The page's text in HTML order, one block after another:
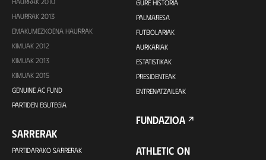
HAURRAK 2013
EMAKUMEZKOENA HAURRAK
KIMUAK 2012
KIMUAK 2013
KIMUAK 2015
GENUINE AC FUND
PARTIDEN EGUTEGIA
SARRERAK
PARTIDARAKO SARRERAK
GURE HISTORIA
PALMARESA
FUTBOLARIAK
AURKARIAK
ESTATISTIKAK
PRESIDENTEAK
ENTRENATZAILEAK
FUNDAZIOA
ATHLETIC ON